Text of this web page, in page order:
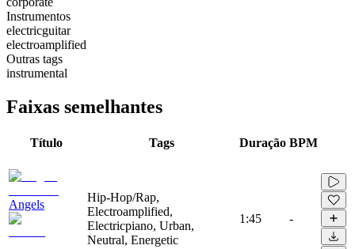
Instrumentos
electricguitar
electroamplified
Outras tags
instrumental
Faixas semelhantes
Título Tags Duração BPM
Angels
Hip-Hop/Rap,
Electroamplified,
Electricpiano, Urban,
Neutral, Energetic
1:45 -